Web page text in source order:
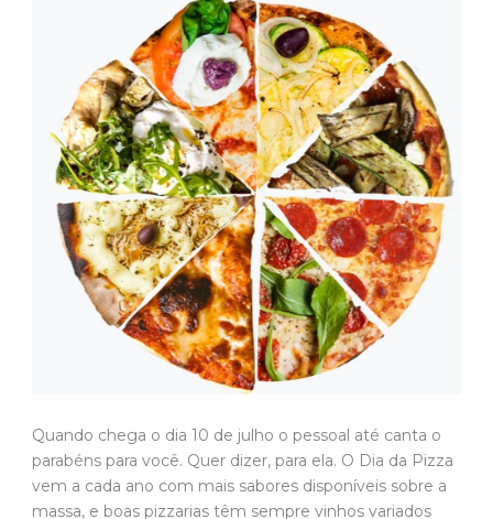
Quando chega o dia 10 de julho o pessoal até canta o
parabéns para você. Quer dizer, para ela. O Dia da Pizza
vem a cada ano com mais sabores disponíveis sobre a
massa, e boas pizzarias têm sempre vinhos variados